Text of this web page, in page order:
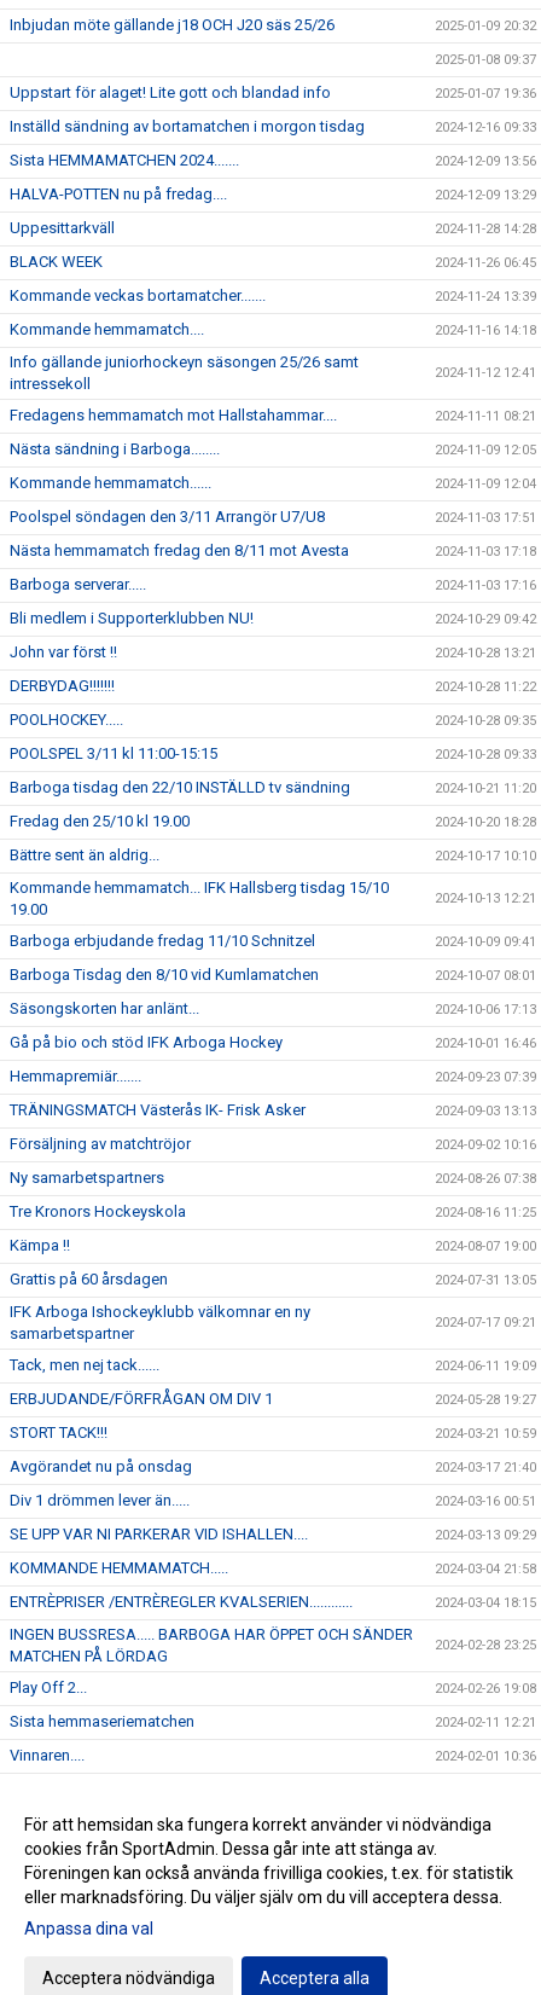
Inbjudan möte gällande j18 OCH J20 säs 25/26 2025-01-09 20:32
2025-01-08 09:37
Uppstart för alaget! Lite gott och blandad info 2025-01-07 19:36
Inställd sändning av bortamatchen i morgon tisdag 2024-12-16 09:33
Sista HEMMAMATCHEN 2024....... 2024-12-09 13:56
HALVA-POTTEN nu på fredag.... 2024-12-09 13:29
Uppesittarkväll 2024-11-28 14:28
BLACK WEEK 2024-11-26 06:45
Kommande veckas bortamatcher....... 2024-11-24 13:39
Kommande hemmamatch.... 2024-11-16 14:18
Info gällande juniorhockeyn säsongen 25/26 samt
intressekoll
2024-11-12 12:41
Fredagens hemmamatch mot Hallstahammar.... 2024-11-11 08:21
Nästa sändning i Barboga........ 2024-11-09 12:05
Kommande hemmamatch...... 2024-11-09 12:04
Poolspel söndagen den 3/11 Arrangör U7/U8 2024-11-03 17:51
Nästa hemmamatch fredag den 8/11 mot Avesta 2024-11-03 17:18
Barboga serverar..... 2024-11-03 17:16
Bli medlem i Supporterklubben NU! 2024-10-29 09:42
John var först !! 2024-10-28 13:21
DERBYDAG!!!!!!! 2024-10-28 11:22
POOLHOCKEY..... 2024-10-28 09:35
POOLSPEL 3/11 kl 11:00-15:15 2024-10-28 09:33
Barboga tisdag den 22/10 INSTÄLLD tv sändning 2024-10-21 11:20
Fredag den 25/10 kl 19.00 2024-10-20 18:28
Bättre sent än aldrig... 2024-10-17 10:10
Kommande hemmamatch... IFK Hallsberg tisdag 15/10
19.00
2024-10-13 12:21
Barboga erbjudande fredag 11/10 Schnitzel 2024-10-09 09:41
Barboga Tisdag den 8/10 vid Kumlamatchen 2024-10-07 08:01
Säsongskorten har anlänt... 2024-10-06 17:13
Gå på bio och stöd IFK Arboga Hockey 2024-10-01 16:46
Hemmapremiär....... 2024-09-23 07:39
TRÄNINGSMATCH Västerås IK- Frisk Asker 2024-09-03 13:13
Försäljning av matchtröjor 2024-09-02 10:16
Ny samarbetspartners 2024-08-26 07:38
Tre Kronors Hockeyskola 2024-08-16 11:25
Kämpa !! 2024-08-07 19:00
Grattis på 60 årsdagen 2024-07-31 13:05
IFK Arboga Ishockeyklubb välkomnar en ny
samarbetspartner
2024-07-17 09:21
Tack, men nej tack...... 2024-06-11 19:09
ERBJUDANDE/FÖRFRÅGAN OM DIV 1 2024-05-28 19:27
STORT TACK!!! 2024-03-21 10:59
Avgörandet nu på onsdag 2024-03-17 21:40
Div 1 drömmen lever än..... 2024-03-16 00:51
SE UPP VAR NI PARKERAR VID ISHALLEN.... 2024-03-13 09:29
KOMMANDE HEMMAMATCH..... 2024-03-04 21:58
ENTRÈPRISER /ENTRÈREGLER KVALSERIEN............ 2024-03-04 18:15
INGEN BUSSRESA..... BARBOGA HAR ÖPPET OCH SÄNDER
MATCHEN PÅ LÖRDAG
2024-02-28 23:25
Play Off 2... 2024-02-26 19:08
Sista hemmaseriematchen 2024-02-11 12:21
Vinnaren.... 2024-02-01 10:36
Kommande hemmamatch..... 2024-01-22 12:45
NYHET... 2024-01-16 16:23
Gå till Webbversion
För att hemsidan ska fungera korrekt använder vi nödvändiga
cookies från SportAdmin. Dessa går inte att stänga av.
Föreningen kan också använda frivilliga cookies, t.ex. för statistik
eller marknadsföring. Du väljer själv om du vill acceptera dessa.
Anpassa dina val
Acceptera nödvändiga Acceptera alla